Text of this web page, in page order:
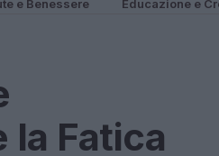
e Benessere Educazione e
Fatica